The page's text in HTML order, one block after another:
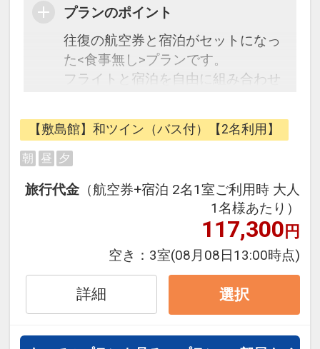
プランのポイント
往復の航空券と宿泊がセットになっ
た<食事無し>プランです。
フライトと宿泊を自由に組み合わせ
ら、一都市滞在はもちろん周遊旅行
にも最適！
旅行期間中の1泊だけの宿泊や延
フライトは、安心のJAL（または
JALグループ）確約！フライトマイ
オプションでレンタカーや現地交
通・体験プランなどの追加（同時予
約）が可能なプランもございます。
※添い寝幼児のお客様は現地にて施
【敷島館】和ツイン（バス付）【2名利用】
朝 昼 夕
旅行代金 （航空券+宿泊 2名1室ご利用時 大人
1名様あたり）
117,300円
空き： 3室(08月08日13:00時点)
詳細 選択